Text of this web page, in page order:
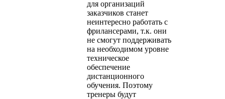
для организаций
заказчиков станет
неинтересно работать с
фрилансерами, т.к. они
не смогут поддерживать
на необходимом уровне
техническое
обеспечение
дистанционного
обучения. Поэтому
тренеры будут